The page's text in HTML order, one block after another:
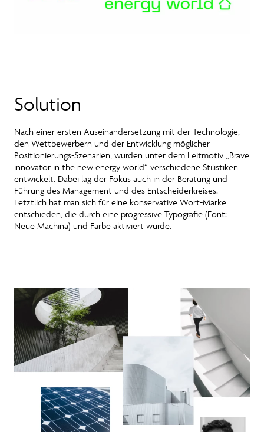
Solution
Nach einer ersten Auseinandersetzung mit der Technologie,
den Wettbewerbern und der Entwicklung möglicher
Positionierungs-Szenarien, wurden unter dem Leitmotiv „Brave
innovator in the new energy world“ verschiedene Stilistiken
entwickelt. Dabei lag der Fokus auch in der Beratung und
Führung des Management und des Entscheiderkreises.
Letztlich hat man sich für eine konservative Wort-Marke
entschieden, die durch eine progressive Typografie (Font:
Neue Machina) und Farbe aktiviert wurde.